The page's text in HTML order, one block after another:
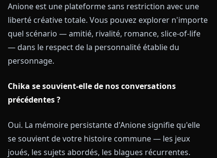
Anione est une plateforme sans restriction avec une
liberté créative totale. Vous pouvez explorer n'importe
quel scénario — amitié, rivalité, romance, slice-of-life
— dans le respect de la personnalité établie du
personnage.
Chika se souvient-elle de nos conversations
précédentes ?
Oui. La mémoire persistante d'Anione signifie qu'elle
se souvient de votre histoire commune — les jeux
joués, les sujets abordés, les blagues récurrentes.